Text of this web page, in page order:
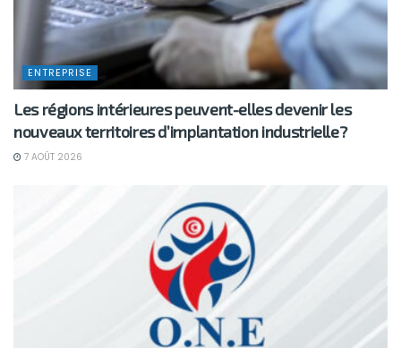
ENTREPRISE
Les régions intérieures peuvent-elles devenir les
nouveaux territoires d’implantation industrielle?
7 AOÛT 2026